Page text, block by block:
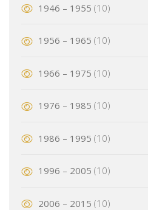
1946 – 1955 (10)
1956 – 1965 (10)
1966 – 1975 (10)
1976 – 1985 (10)
1986 – 1995 (10)
1996 – 2005 (10)
2006 – 2015 (10)